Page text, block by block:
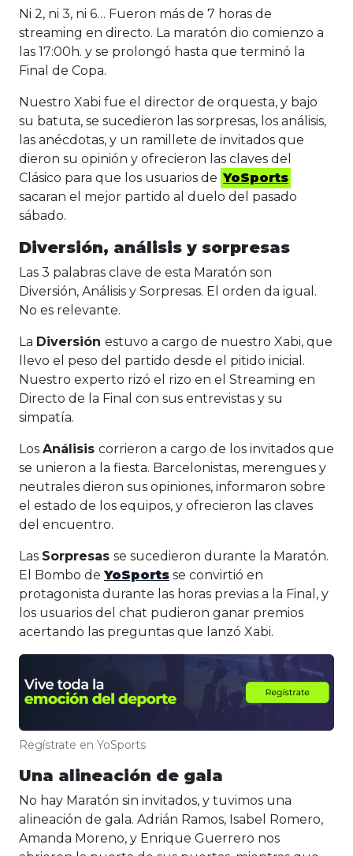
Ni 2, ni 3, ni 6… Fueron más de 7 horas de
streaming en directo. La maratón dio comienzo a
las 17:00h. y se prolongó hasta que terminó la
Final de Copa.
Nuestro Xabi fue el director de orquesta, y bajo
su batuta, se sucedieron las sorpresas, los análisis,
las anécdotas, y un ramillete de invitados que
dieron su opinión y ofrecieron las claves del
Clásico para que los usuarios de YoSports
sacaran el mejor partido al duelo del pasado
sábado.
Diversión, análisis y sorpresas
Las 3 palabras clave de esta Maratón son
Diversión, Análisis y Sorpresas. El orden da igual.
No es relevante.
La Diversión estuvo a cargo de nuestro Xabi, que
llevo el peso del partido desde el pitido inicial.
Nuestro experto rizó el rizo en el Streaming en
Directo de la Final con sus entrevistas y su
simpatía.
Los Análisis corrieron a cargo de los invitados que
se unieron a la fiesta. Barcelonistas, merengues y
neutrales dieron sus opiniones, informaron sobre
el estado de los equipos, y ofrecieron las claves
del encuentro.
Las Sorpresas se sucedieron durante la Maratón.
El Bombo de YoSports se convirtió en
protagonista durante las horas previas a la Final, y
los usuarios del chat pudieron ganar premios
acertando las preguntas que lanzó Xabi.
Regístrate en YoSports
Una alineación de gala
No hay Maratón sin invitados, y tuvimos una
alineación de gala. Adrián Ramos, Isabel Romero,
Amanda Moreno, y Enrique Guerrero nos